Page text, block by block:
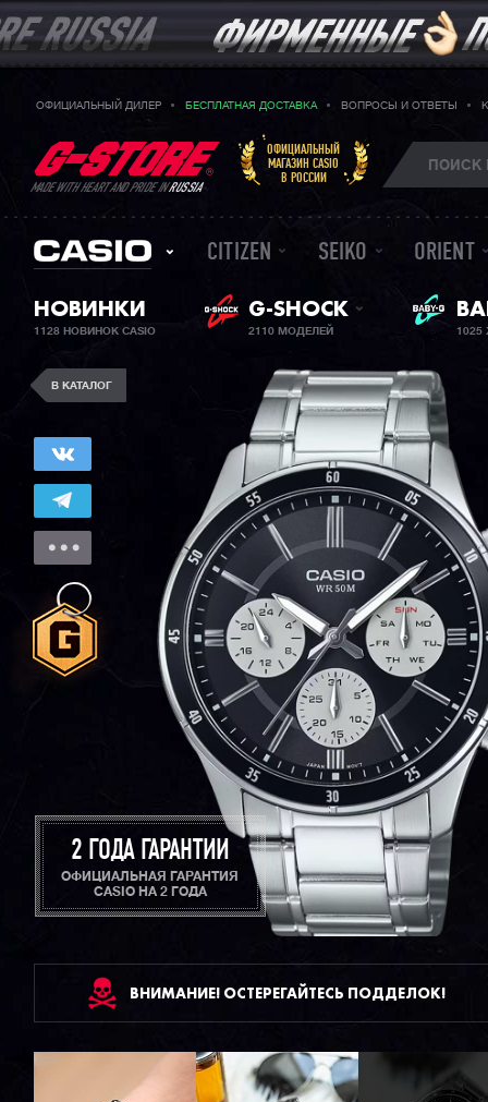
ОФИЦИАЛЬНЫЙ ДИЛЕР БЕСПЛАТНАЯ ДОСТАВКА ВОПРОСЫ И ОТВЕТЫ
MADE WITH HEART AND PRIDE INRUSSIA
ОФИЦИАЛЬНЫЙ
МАГАЗИН CASIO
В РОССИИ
CITIZEN SEIKO ORIENT
НОВИНКИ
1128 НОВИНОК CASIO
G-SHOCK
2110 МОДЕЛЕЙ
В КАТАЛОГ
2 ГОДА ГАРАНТИИ
ОФИЦИАЛЬНАЯ ГАРАНТИЯ
CASIO НА 2 ГОДА
ВНИМАНИЕ! ОСТЕРЕГАЙТЕСЬ ПОДДЕЛОК!